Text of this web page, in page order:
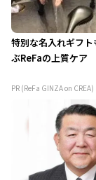
特別な名入れギフ
ぶReFaの上質ケア
PR (ReFa GINZA on CREA)